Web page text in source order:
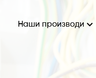
Наши производи